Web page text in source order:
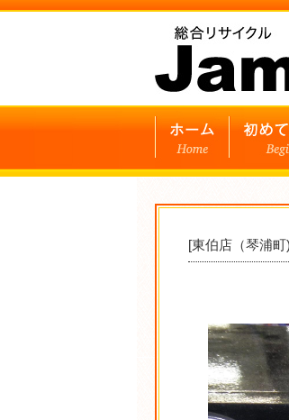
[東伯店（琴浦